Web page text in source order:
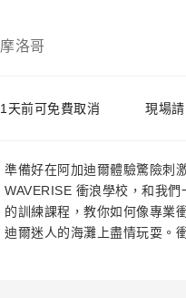
摩洛哥
1天前可免費取消 現場
準備好在阿加迪爾體驗驚險刺
WAVERISE 衝浪學校，和我
的訓練課程，教你如何像專業
迪爾迷人的海灘上盡情玩耍。